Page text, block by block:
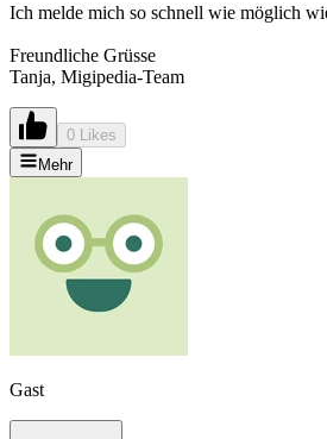
Ich melde mich so schnell wie möglich
Freundliche Grüsse
Tanja, Migipedia-Team
0 Likes
Mehr
Gast